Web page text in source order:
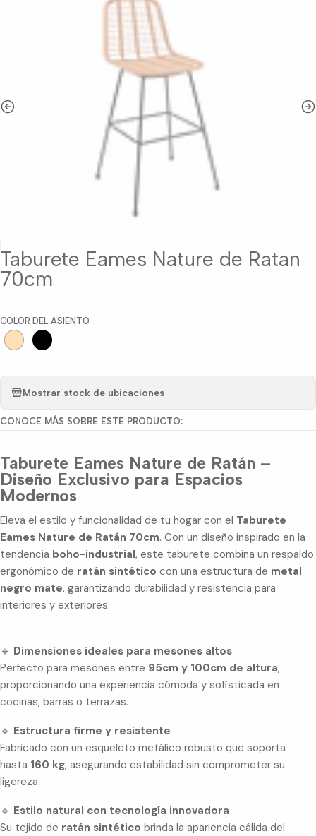
|
Taburete Eames Nature de Ratan
70cm
COLOR DEL ASIENTO
Mostrar stock de ubicaciones
CONOCE MÁS SOBRE ESTE PRODUCTO:
Taburete Eames Nature de Ratán –
Diseño Exclusivo para Espacios
Modernos
Eleva el estilo y funcionalidad de tu hogar con el Taburete
Eames Nature de Ratán 70cm. Con un diseño inspirado en la
tendencia boho-industrial, este taburete combina un respaldo
ergonómico de ratán sintético con una estructura de metal
negro mate, garantizando durabilidad y resistencia para
interiores y exteriores.
🔹 Dimensiones ideales para mesones altos
Perfecto para mesones entre 95cm y 100cm de altura,
proporcionando una experiencia cómoda y sofisticada en
cocinas, barras o terrazas.
🔹 Estructura firme y resistente
Fabricado con un esqueleto metálico robusto que soporta
hasta 160 kg, asegurando estabilidad sin comprometer su
ligereza.
🔹 Estilo natural con tecnología innovadora
Su tejido de ratán sintético brinda la apariencia cálida del